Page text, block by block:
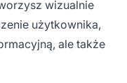
wizualnie
użytkownika,
ale także